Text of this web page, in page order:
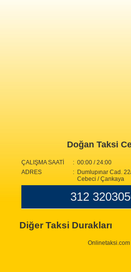
Doğan Taksi
ÇALIŞMA SAATİ
: 00:00 / 24:00
ADRES
: Dumlupınar Cad.
Cebeci / Çankaya
312
Diğer Taksi Durakları
Onlinetaksi.com